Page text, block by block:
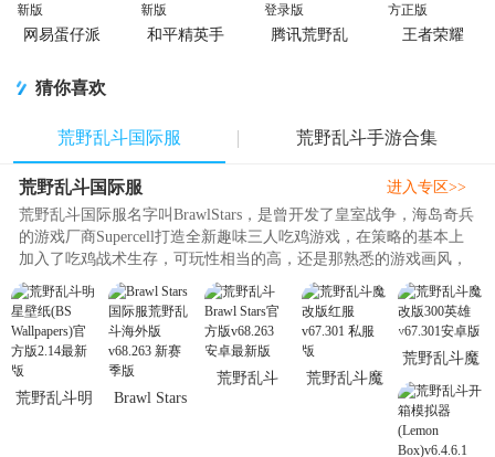
网易蛋仔派
和平精英手
腾讯荒野乱
王者荣耀
猜你喜欢
荒野乱斗国际服 荒野乱斗手游合集
荒野乱斗国际服
荒野乱斗国际服名字叫BrawlStars，是曾开发了皇室战争，海岛奇兵
的游戏厂商Supercell打造全新趣味三人吃鸡游戏，在策略的基本上
加入了吃鸡战术生存，可玩性相当的高，还是那熟悉的游戏画风，
玩家可以选择多种模式操作，包含了数十种不同风格的英雄可以选
择，游戏的操作十分的简洁，没有装备，没有兵线，只有攻击+超级
技能+随身妙具，简单的技能设定更考验玩家的走位和预判，带给玩
家们体验不一样的竞技体验。..
进入专区>>
荒野乱斗明
Brawl Stars
荒野乱斗
荒野乱斗魔
荒野乱斗魔
改版300英雄
v67.301安卓
版